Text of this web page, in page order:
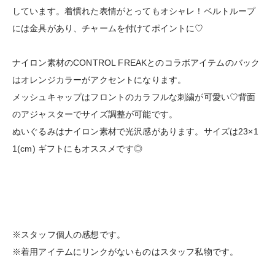
しています。着慣れた表情がとってもオシャレ！ベルトループ
には金具があり、チャームを付けてポイントに♡
ナイロン素材のCONTROL FREAKとのコラボアイテムのバック
はオレンジカラーがアクセントになります。
メッシュキャップはフロントのカラフルな刺繍が可愛い♡背面
のアジャスターでサイズ調整が可能です。
ぬいぐるみはナイロン素材で光沢感があります。サイズは23×1
1(cm) ギフトにもオススメです◎
※スタッフ個人の感想です。
※着用アイテムにリンクがないものはスタッフ私物です。